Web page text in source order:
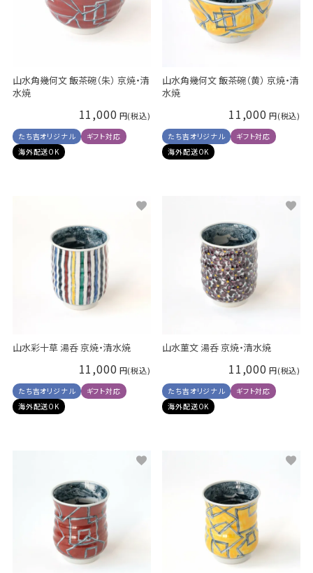
山水角幾何文 飯茶碗（朱） 京焼・清
水焼
11,000
たち吉オリジナル
ギフト対応
海外配送OK
山水角幾何文 飯茶碗（黄） 京焼・清
水焼
11,000
たち吉オリジナル
ギフト対応
海外配送OK
山水彩十草 湯呑 京焼・清水焼
11,000
たち吉オリジナル
ギフト対応
海外配送OK
山水菫文 湯呑 京焼・清水焼
11,000
たち吉オリジナル
ギフト対応
海外配送OK